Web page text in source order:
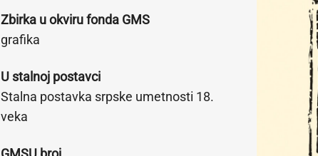
Zbirka u okviru fonda GMS
grafika
U stalnoj postavci
Stalna postavka srpske umetnosti 18.
veka